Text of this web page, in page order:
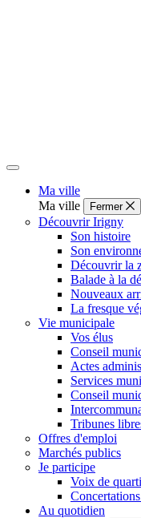
Ma ville
Ma ville
Fermer
Découvrir Irigny
Son histoire
Son
Découvrir la
Balade à la
Nouveaux
La fresque
Vie municipale
Vos élus
Conseil
Actes
Services
Conseil
Tribunes
Offres d'emploi
Marchés publics
Je participe
Voix de
Au quotidien